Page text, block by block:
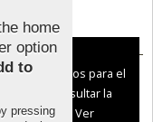
home
option
to
pressing
y de terceros para el
Puedes consultar la
Ver